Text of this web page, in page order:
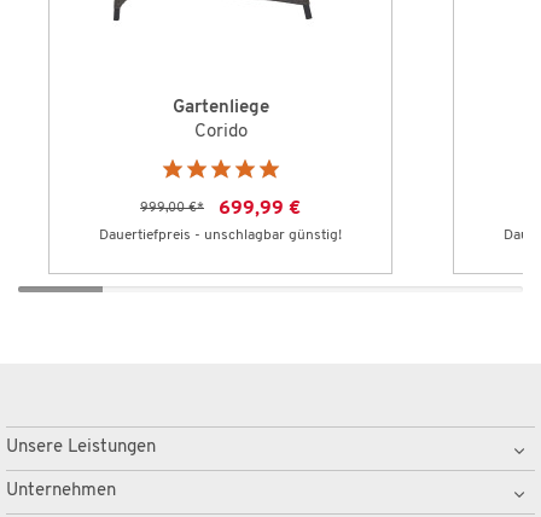
Gartenliege
Corido
999,00 €* 699,99 €
Dauertiefpreis - unschlagbar günstig!
Unsere Leistungen
Unternehmen